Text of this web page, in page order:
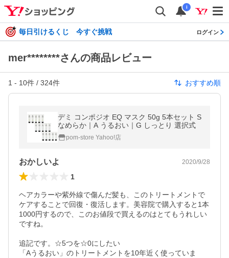
i
毎日引けるくじ 今すぐ挑戦 ログイン
mer********さんの商品レビュー
1 - 10件 / 324件 おすすめ順
デミ コンポジオ EQ マスク 50g 5本セット S
なめらか｜A うるおい｜G しっとり 選択式
pom-store Yahoo!店
おかしいよ 2020/9/28
1
ヘアカラーや紫外線で傷んだ髪も、このトリートメントで
ケアすることで回復・復活します。美容院で購入すると1本
1000円するので、このお値段で買えるのはとてもうれしい
ですね。
追記です。☆5つを☆0にしたい
「Aうるおい」のトリートメントを10年近く使っていま